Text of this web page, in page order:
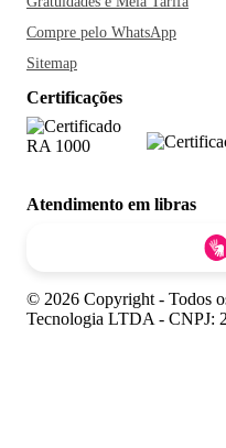
Compre pelo WhatsApp
Sitemap
Certificações
Atendimento em libras
© 2026 Copyright - Todos
Tecnologia LTDA - CNPJ: